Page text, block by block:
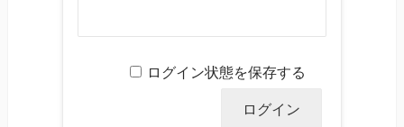
ログイン状態を保存する